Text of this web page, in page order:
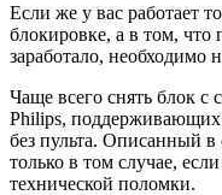
Если же у вас работает
блокировке, а в том,
заработало, необходимо
Чаще всего снять блок с
Philips,
без пульта. Описанный в
только в том случае,
технической поломки.